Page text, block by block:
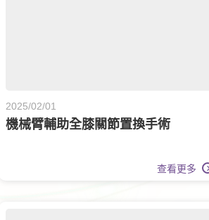
2025/02/01
機械臂輔助全膝關節置換手術
查看更多